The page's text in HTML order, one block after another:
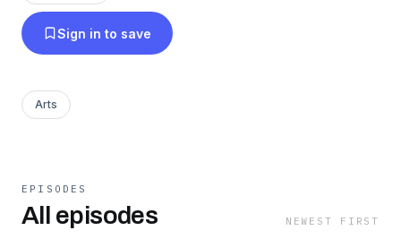
Sign in to save
Arts
EPISODES
All episodes NEWEST FIRST